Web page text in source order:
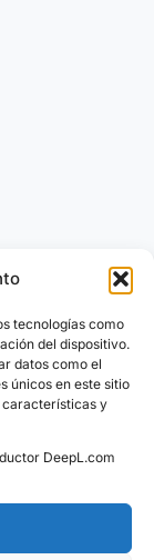
tecnologías como
del dispositivo.
datos como el
únicos en este sitio
características y
DeepL.com
TRANSFORMA
y más fuerte
pero quema.